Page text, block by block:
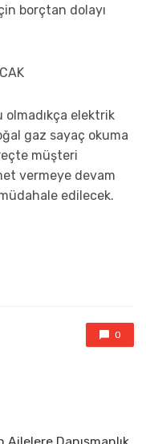
borçtan dolayı
elektrik
gaz sayaç okuma
müşteri
vermeye devam
edilecek.
0